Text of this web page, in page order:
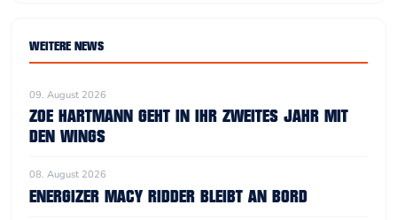
WEITERE NEWS
09. August 2026
ZOE HARTMANN GEHT IN IHR ZWEITES JAHR MIT
DEN WINGS
08. August 2026
ENERGIZER MACY RIDDER BLEIBT AN BORD